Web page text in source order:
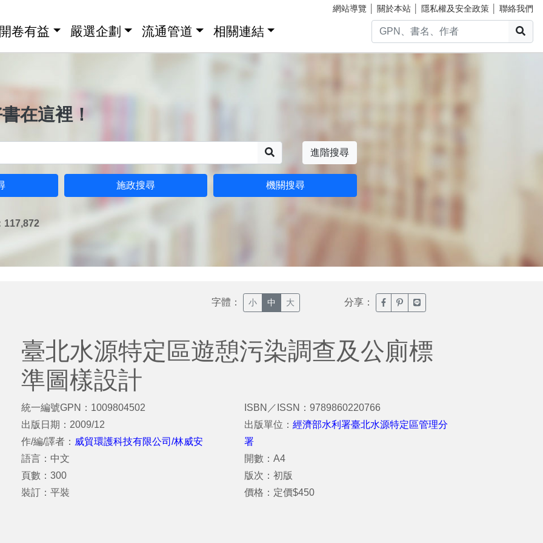
網站導覽 關於本站 隱私權及安全政策 聯絡我們
卷有益 嚴選企劃 流通管道 相關連結
在這裡！
進階搜尋
施政搜尋 機關搜尋
117,872
字體： 小 中 大 分享： 臉書分享(另開新視窗)
噗浪分享(另開新視窗)
Line分享(另開新視窗)
臺北水源特定區遊憩污染調查及公廁標
準圖樣設計
統一編號GPN：1009804502
出版日期：2009/12
作/編/譯者： 威貿環護科技有限公司/林威安
語言：中文
頁數：300
裝訂：平裝
ISBN／ISSN：9789860220766
出版單位：經濟部水利署臺北水源特定區管理分
署
開數：A4
版次：初版
價格：定價$450